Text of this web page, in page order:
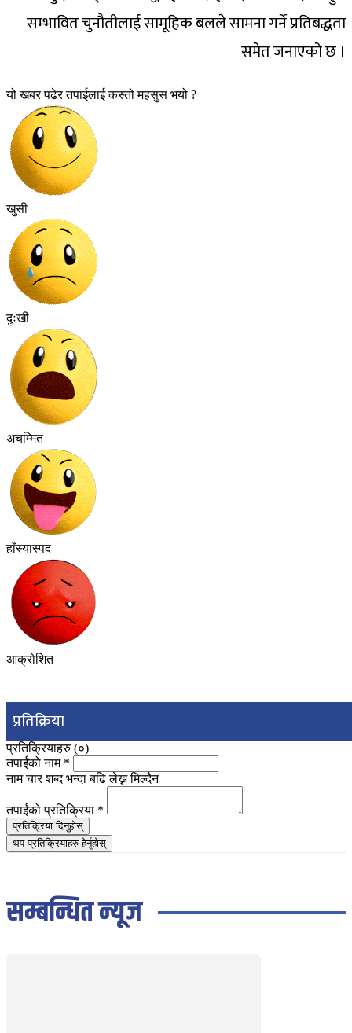
सम्भावित चुनौतीलाई सामूहिक बलले सामना गर्ने प्रतिबद्धता
समेत जनाएको छ ।
यो खबर पढेर तपाईलाई कस्तो महसुस भयो ?
खुसी
दुःखी
अचम्मित
हाँस्यास्पद
आक्रोशित
प्रतिक्रिया
प्रतिक्रियाहरु (०)
तपाईंको नाम *
नाम चार शब्द भन्दा बढि लेख्न मिल्दैन
तपाईंको प्रतिक्रिया *
प्रतिक्रिया दिनुहोस्
थप प्रतिक्रियाहरु हेर्नुहोस्
सम्बन्धित न्यूज